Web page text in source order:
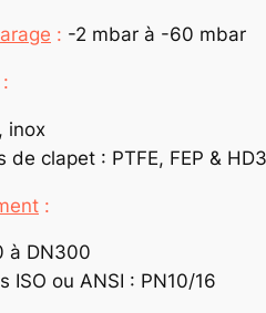
: -2 mbar à -60 mbar
:
inox
de clapet : PTFE, FEP &
:
à DN300
ISO ou ANSI : PN10/16